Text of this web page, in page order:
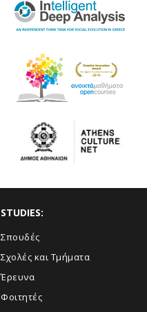
STUDIES:
Σπουδές
Σχολές και Τμήματα
Έρευνα
Φοιτητές